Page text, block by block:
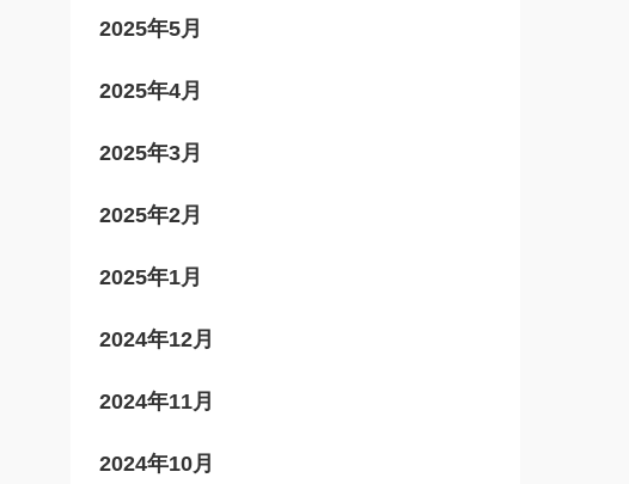
2025年5月
2025年4月
2025年3月
2025年2月
2025年1月
2024年12月
2024年11月
2024年10月